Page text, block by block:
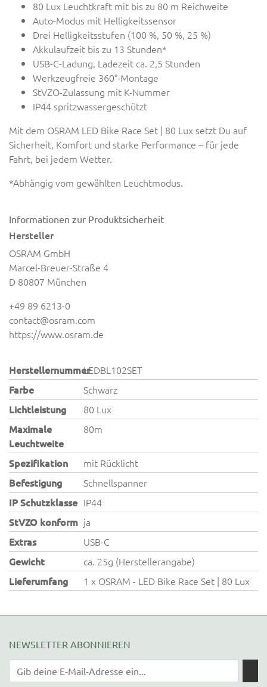
80 Lux Leuchtkraft mit bis zu 80 m Reichweite
Auto-Modus mit Helligkeitssensor
Drei Helligkeitsstufen (100 %, 50 %, 25 %)
Akkulaufzeit bis zu 13 Stunden*
USB-C-Ladung, Ladezeit ca. 2,5 Stunden
Werkzeugfreie 360°-Montage
StVZO-Zulassung mit K-Nummer
IP44 spritzwassergeschützt
Mit dem OSRAM LED Bike Race Set | 80 Lux setzt Du auf
Sicherheit, Komfort und starke Performance – für jede
Fahrt, bei jedem Wetter.
*Abhängig vom gewählten Leuchtmodus.
Informationen zur Produktsicherheit
Hersteller
OSRAM GmbH
Marcel-Breuer-Straße 4
D 80807 München
+49 89 6213-0
contact@osram.com
https://www.osram.de
HerstellernummerLEDBL102SET
Farbe
Schwarz
Lichtleistung
80 Lux
Maximale
Leuchtweite
80m
Spezifikation
mit Rücklicht
Befestigung
Schnellspanner
IP Schutzklasse IP44
StVZO konform ja
Extras
USB-C
Gewicht
ca. 25g (Herstellerangabe)
Lieferumfang
1 x OSRAM - LED Bike Race Set | 80 Lux
NEWSLETTER ABONNIEREN